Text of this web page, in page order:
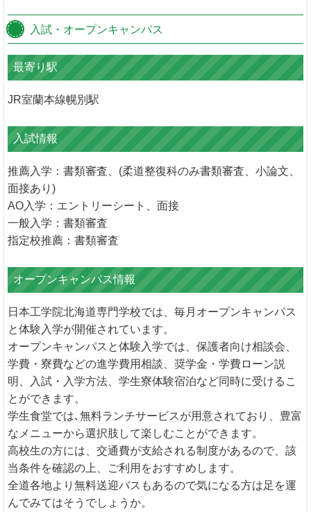
入試・オープンキャンパス
最寄り駅
JR室蘭本線幌別駅
入試情報
推薦入学：書類審査、(柔道整復科のみ書類審査、小論文、
面接あり)
AO入学：エントリーシート、面接
一般入学：書類審査
指定校推薦：書類審査
オープンキャンパス情報
日本工学院北海道専門学校では、毎月オープンキャンパス
と体験入学が開催されています。
オープンキャンパスと体験入学では、保護者向け相談会、
学費・寮費などの進学費用相談、奨学金・学費ローン説
明、入試・入学方法、学生寮体験宿泊など同時に受けるこ
とができます。
学生食堂では､無料ランチサービスが用意されており、豊富
なメニューから選択肢して楽しむことができます。
高校生の方には、交通費が支給される制度があるので、該
当条件を確認の上、ご利用をおすすめします。
全道各地より無料送迎バスもあるので気になる方は足を運
んでみてはそうでしょうか。